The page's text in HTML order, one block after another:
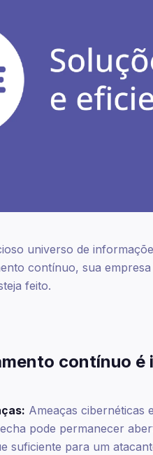
universo de
contínuo, sua
feito.
contínuo é
Ameaças cibernéticas
pode permanecer
suficiente para um